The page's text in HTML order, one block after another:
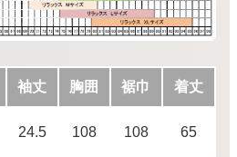
袖丈 胸囲 裾巾 着丈
24.5 108 108 65